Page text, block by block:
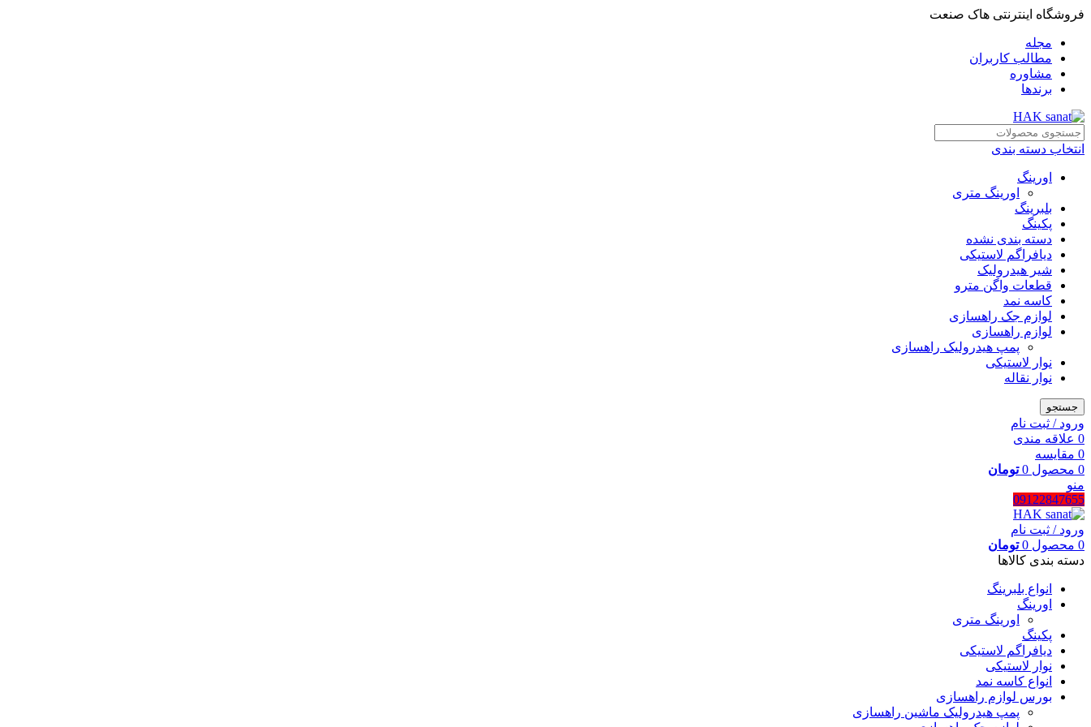
فروشگاه اینترنتی هاک صنعت
مجله
مطالب کاربران
مشاوره
برندها
انتخاب دسته بندی
اورینگ
اورینگ متری
بلبرینگ
پکینگ
دسته بندی نشده
دیافراگم لاستیکی
شیر هیدرولیک
قطعات واگن مترو
کاسه نمد
لوازم جک راهسازی
لوازم راهسازی
پمپ هیدرولیک راهسازی
نوار لاستیکی
نوار نقاله
جستجو
ورود / ثبت نام
0 علاقه مندی
0 مقایسه
0 محصول 0 تومان
منو
09122847655
ورود / ثبت نام
0 محصول 0 تومان
دسته بندی کالاها
انواع بلبرینگ
اورینگ
اورینگ متری
پکینگ
دیافراگم لاستیکی
نوار لاستیکی
انواع کاسه نمد
بورس لوازم راهسازی
پمپ هیدرولیک ماشین راهسازی